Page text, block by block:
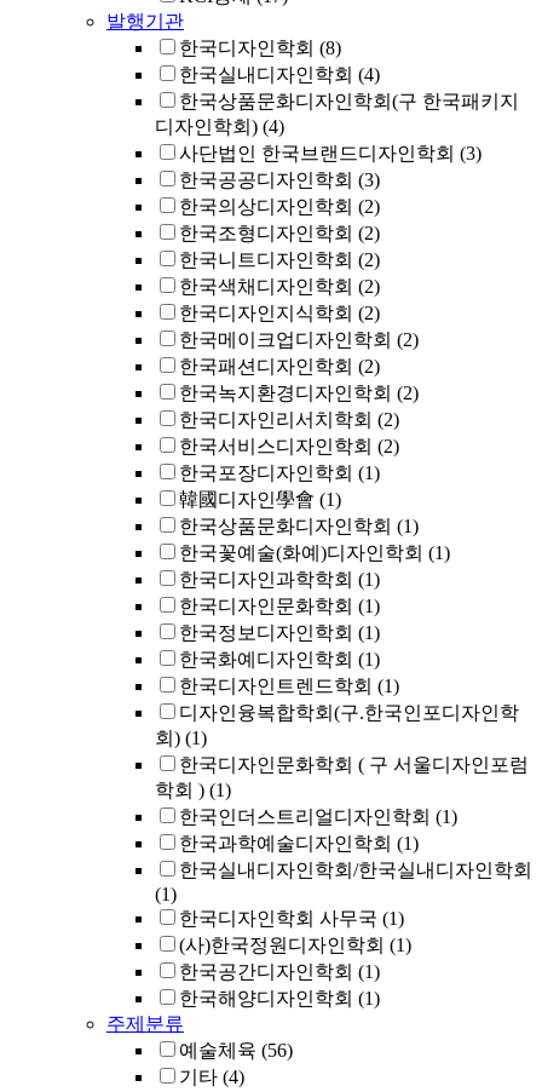
발행기관
한국디자인학회 (8)
한국실내디자인학회 (4)
한국상품문화디자인학회(구 한국패키지
디자인학회) (4)
사단법인 한국브랜드디자인학회 (3)
한국공공디자인학회 (3)
한국의상디자인학회 (2)
한국조형디자인학회 (2)
한국니트디자인학회 (2)
한국색채디자인학회 (2)
한국디자인지식학회 (2)
한국메이크업디자인학회 (2)
한국패션디자인학회 (2)
한국녹지환경디자인학회 (2)
한국디자인리서치학회 (2)
한국서비스디자인학회 (2)
한국포장디자인학회 (1)
韓國디자인學會 (1)
한국상품문화디자인학회 (1)
한국꽃예술(화예)디자인학회 (1)
한국디자인과학학회 (1)
한국디자인문화학회 (1)
한국정보디자인학회 (1)
한국화예디자인학회 (1)
한국디자인트렌드학회 (1)
디자인융복합학회(구.한국인포디자인학
회) (1)
한국디자인문화학회 ( 구 서울디자인포럼
학회 ) (1)
한국인더스트리얼디자인학회 (1)
한국과학예술디자인학회 (1)
한국실내디자인학회/한국실내디자인학회
(1)
한국디자인학회 사무국 (1)
(사)한국정원디자인학회 (1)
한국공간디자인학회 (1)
한국해양디자인학회 (1)
주제분류
예술체육 (56)
기타 (4)